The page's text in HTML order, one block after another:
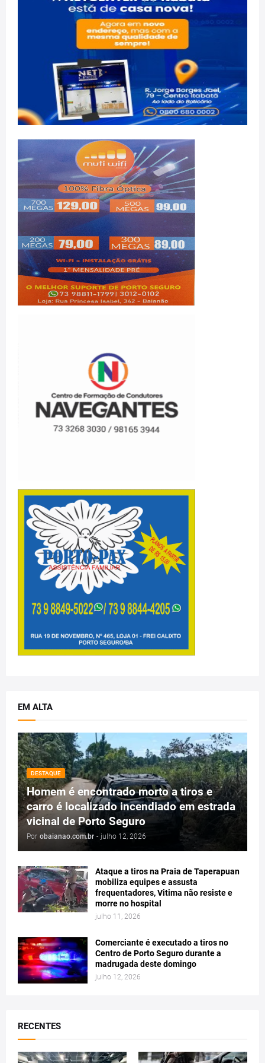
EM ALTA
DESTAQUE
Homem é encontrado morto a tiros e
carro é localizado incendiado em estrada
vicinal de Porto Seguro
Por obaianao.com.br - julho 12, 2026
Ataque a tiros na Praia de Taperapuan
mobiliza equipes e assusta
frequentadores, Vitima não resiste e
morre no hospital
julho 11, 2026
Comerciante é executado a tiros no
Centro de Porto Seguro durante a
madrugada deste domingo
julho 12, 2026
RECENTES